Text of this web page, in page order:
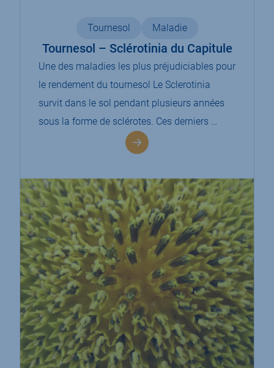
Tournesol Maladie
Tournesol – Sclérotinia du Capitule
Une des maladies les plus préjudiciables pour
le rendement du tournesol Le Sclerotinia
survit dans le sol pendant plusieurs années
sous la forme de sclérotes. Ces derniers …